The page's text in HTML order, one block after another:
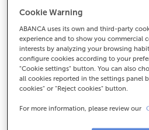
incluir la
beneficiario
de dinero a
países?
Cookie Warning
ABANCA uses its own and third-party
experience and to show you commercial
interests by analyzing your browsing
configure cookies according to your
"Cookie settings" button. You can also
all cookies reported in the settings panel
cookies" or "Reject cookies" button.
For more information, please review our